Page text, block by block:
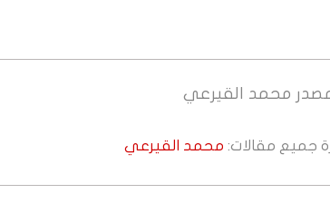
محمد القيرعي
جميع مقالات: محمد القيرعي